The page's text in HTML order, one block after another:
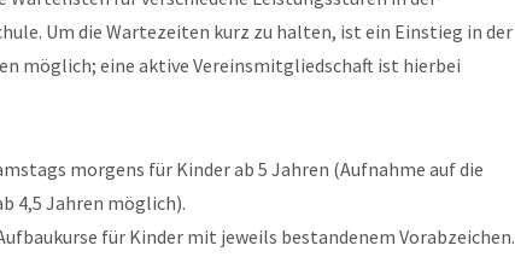
Um die Wartezeiten kurz zu halten, ist ein Einstieg in der
möglich; eine aktive Vereinsmitgliedschaft ist hierbei
morgens für Kinder ab 5 Jahren (Aufnahme auf die
4,5 Jahren möglich).
für Kinder mit jeweils bestandenem Vorabzeichen.